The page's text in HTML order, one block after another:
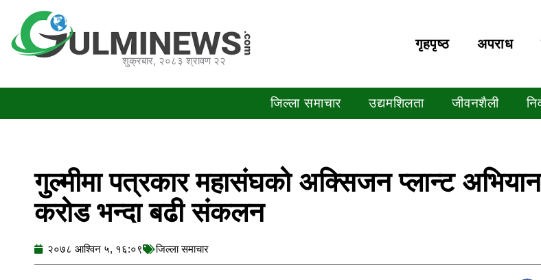
content
शुक्रबार, २०८३ श्रावण २२
गृहपृष्‍ठ अपराध
जिल्ला समाचार उद्यमशिलता जीवनशैली
गुल्मीमा पत्रकार महासंघको अक्सिजन प्लान्ट
करोड भन्दा बढी संकलन
२०७८ आश्विन ५, १६:०९ जिल्ला समाचार